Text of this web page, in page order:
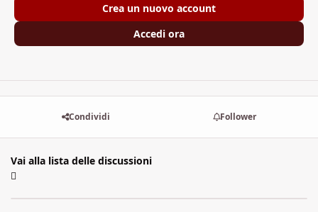
Crea un nuovo account
Accedi ora
Condividi Follower
Vai alla lista delle discussioni